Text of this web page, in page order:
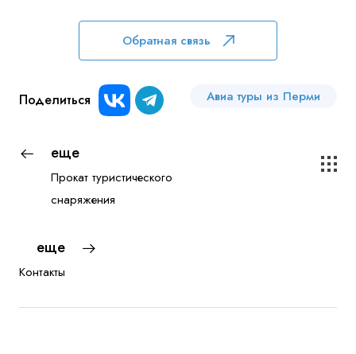
Обратная связь
Поделиться Авиа туры из Перми
еще
Прокат туристического
снаряжения
еще
Контакты